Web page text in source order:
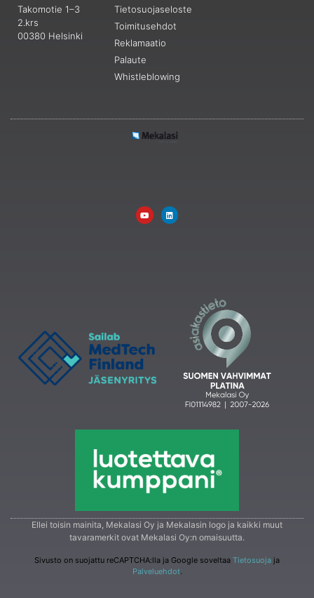
Takomotie 1–3
2.krs
00380 Helsinki
Tietosuojaseloste
Toimitusehdot
Reklamaatio
Palaute
Whistleblowing
Ellei toisin mainita, Mekalasi Oy ja Mekalasin logo ja kaikki muut
tavaramerkit ovat Mekalasi Oy:n omaisuutta.
Sivusto on suojattu reCAPTCHA:lla ja Google soveltaa Tietosuoja ja
Palveluehdot.